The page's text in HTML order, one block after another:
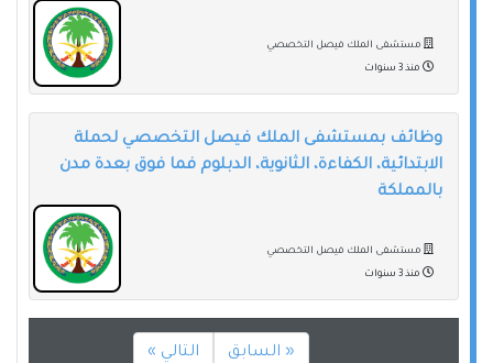
مستشفى الملك فيصل التخصصي
منذ 3 سنوات
وظائف بمستشفى الملك فيصل التخصصي لحملة
الابتدائية، الكفاءة، الثانوية، الدبلوم فما فوق بعدة مدن
بالمملكة
مستشفى الملك فيصل التخصصي
منذ 3 سنوات
« السابق التالي »